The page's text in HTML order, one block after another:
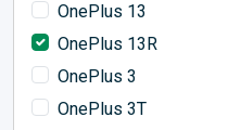
OnePlus 13
OnePlus 13R
OnePlus 3
OnePlus 3T